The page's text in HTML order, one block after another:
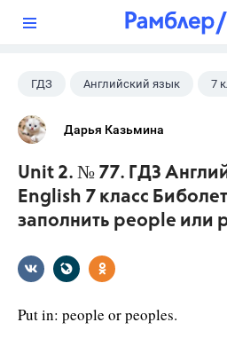
ГДЗ Английский язык 7
Биболетова М. З.
Дарья Казьмина
Unit 2. № 77. ГДЗ
English 7 класс
заполнить people или
Put in: people or peoples.